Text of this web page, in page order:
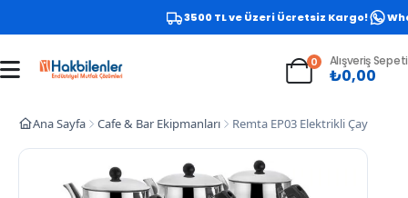
3500 TL ve Üzeri Ücretsiz Kargo!
0 Alışveriş Sepeti
₺0,00
Ana Sayfa Cafe & Bar Ekipmanları Remta EP03 Elektrikli Çay